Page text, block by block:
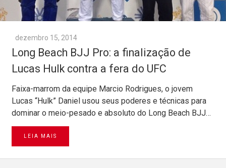
dezembro 15, 2014
Long Beach BJJ Pro: a finalização de
Lucas Hulk contra a fera do UFC
Faixa-marrom da equipe Marcio Rodrigues, o jovem
Lucas “Hulk” Daniel usou seus poderes e técnicas para
dominar o meio-pesado e absoluto do Long Beach BJJ…
LEIA MAIS